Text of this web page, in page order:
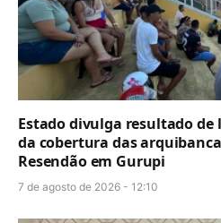
Estado divulga resultado de
da cobertura das
Resendão em Gurupi
7 de agosto de 2026 - 12:10